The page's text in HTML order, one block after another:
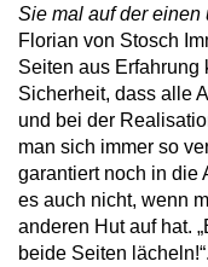
Sie mal auf der einen
Florian von Stosch
Seiten aus
Sicherheit, dass alle
und bei der
man sich immer so
garantiert noch in die
es auch nicht, wenn
anderen Hut auf hat.
beide Seiten